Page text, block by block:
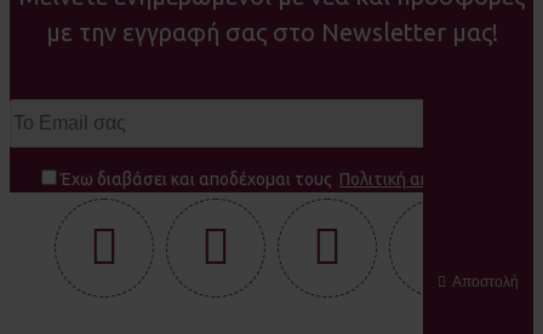
με την εγγραφή σας στο Newsletter μας!
Αποστολή
Έχω διαβάσει και αποδέχομαι τους Πολιτική απορρήτου